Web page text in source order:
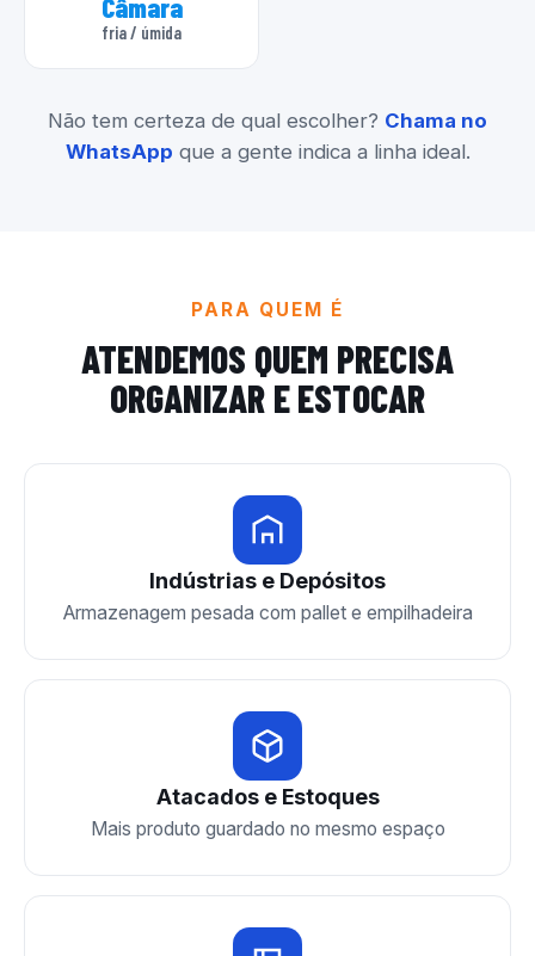
Câmara
fria / úmida
Não tem certeza de qual escolher? Chama no
WhatsApp que a gente indica a linha ideal.
PARA QUEM É
ATENDEMOS QUEM PRECISA
ORGANIZAR E ESTOCAR
Indústrias e Depósitos
Armazenagem pesada com pallet e empilhadeira
Atacados e Estoques
Mais produto guardado no mesmo espaço